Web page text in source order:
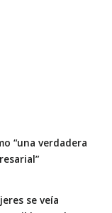
“una verdadera
se veía